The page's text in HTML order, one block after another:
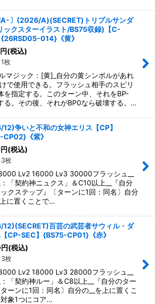
A-〕(2026/A)(SECRET)トリプルサンダ
ックスターイラスト/BS75収録)【C-
014}《黄》
円(税込)
枚
マジック：[黄]_自分の黄シンボルがあれ
で使用できる。フラッシュ相手のスピリ
を指定する。このターン中、それをBP-
る。その後、それがBP0なら破壊する。…
争いと不和の女神エリス【CP】
CP02}《紫》
円(税込)
枚
Lv2 16000 Lv3 30000フラッシュ__
「契約神ニュクス」＆C10以上__『自分
クステップ』〔ターンに1回：同名〕自分
に置くことで…
百芸の武芸者サウィル・ダ
CP-SEC】{BS75-CP01}《赤》
円(税込)
枚
Lv2 18000 Lv3 28000フラッシュ__
「契約神ルー」＆C8以上__『自分のター
ーンに1回：同名〕自分の__を上に置くこ
象1つにコア…